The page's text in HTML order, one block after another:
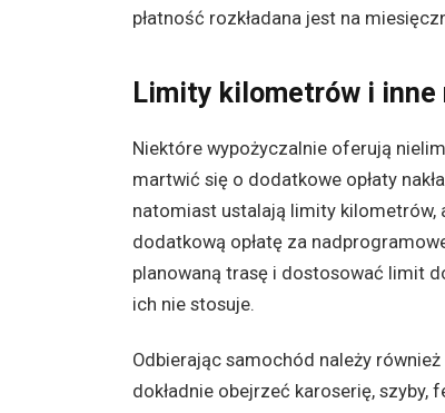
płatność rozkładana jest na
Limity kilometrów i inne
Niektóre wypożyczalnie oferują
martwić się o dodatkowe opłaty
natomiast ustalają limity kilometrów,
dodatkową opłatę za
planowaną trasę i dostosować limit
ich nie stosuje.
Odbierając samochód należy
dokładnie obejrzeć karoserię,